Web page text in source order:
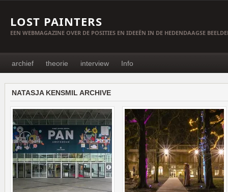
LOST PAINTERS
EEN WEBMAGAZINE OVER DE POSITIES EN IDEEËN IN DE HEDENDAAGSE
archief theorie interview Info
NATASJA KENSMIL ARCHIVE